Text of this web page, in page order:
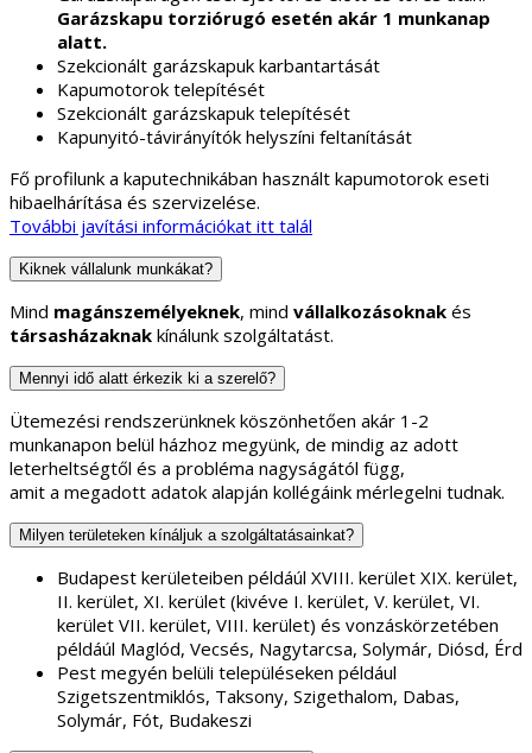
Garázskapu torziórugó esetén akár 1 munkanap
alatt.
Szekcionált garázskapuk karbantartását
Kapumotorok telepítését
Szekcionált garázskapuk telepítését
Kapunyitó-távirányítók helyszíni feltanítását
Fő profilunk a kaputechnikában használt kapumotorok eseti
hibaelhárítása és szervizelése.
További javítási információkat itt talál
Kiknek vállalunk munkákat?
Mind magánszemélyeknek, mind vállalkozásoknak és
társasházaknak kínálunk szolgáltatást.
Mennyi idő alatt érkezik ki a szerelő?
Ütemezési rendszerünknek köszönhetően akár 1-2
munkanapon belül házhoz megyünk, de mindig az adott
leterheltségtől és a probléma nagyságától függ,
amit a megadott adatok alapján kollégáink mérlegelni tudnak.
Milyen területeken kínáljuk a szolgáltatásainkat?
Budapest kerületeiben példáúl XVIII. kerület XIX. kerület,
II. kerület, XI. kerület (kivéve I. kerület, V. kerület, VI.
kerület VII. kerület, VIII. kerület) és vonzáskörzetében
példáúl Maglód, Vecsés, Nagytarcsa, Solymár, Diósd, Érd
Pest megyén belüli településeken például
Szigetszentmiklós, Taksony, Szigethalom, Dabas,
Solymár, Fót, Budakeszi